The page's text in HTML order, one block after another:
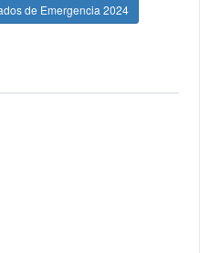
de Emergencia 2024